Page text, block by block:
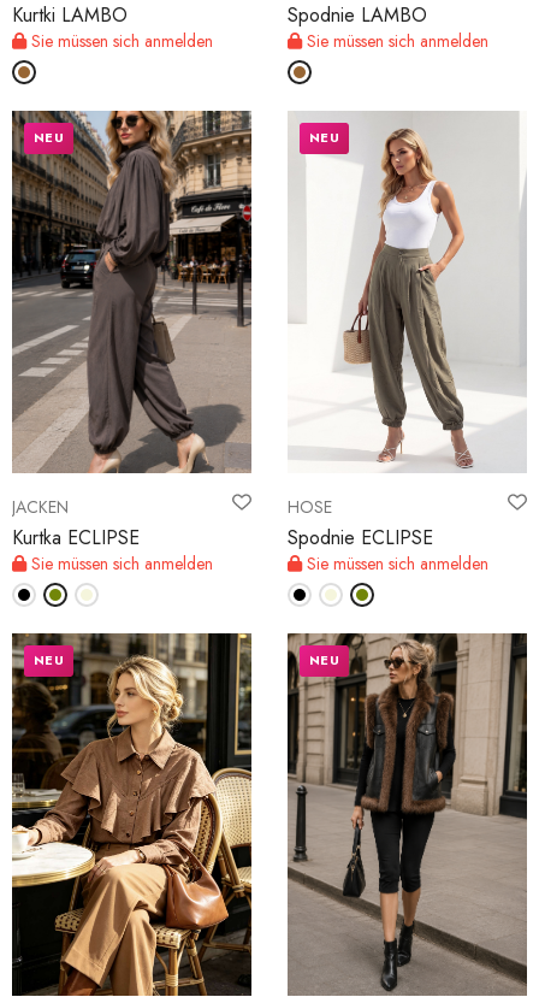
Kurtki LAMBO
Sie müssen sich anmelden
Spodnie LAMBO
Sie müssen sich anmelden
JACKEN
Kurtka ECLIPSE
Sie müssen sich anmelden
NEU
HOSE
Spodnie ECLIPSE
Sie müssen sich anmelden
NEU
NEU NEU